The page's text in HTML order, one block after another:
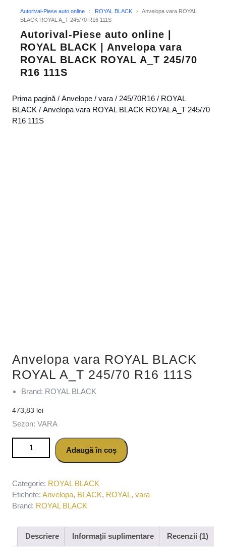
Autorival-Piese auto online › ROYAL BLACK ›
Anvelopa vara ROYAL
BLACK ROYAL A_T 245/70 R16 111S
Autorival-Piese auto online |
ROYAL BLACK | Anvelopa vara
ROYAL BLACK ROYAL A_T 245/70
R16 111S
Prima pagină / Anvelope / vara / 245/70R16 / ROYAL
BLACK / Anvelopa vara ROYAL BLACK ROYAL A_T 245/70
R16 111S
Anvelopa vara ROYAL BLACK
ROYAL A_T 245/70 R16 111S
Brand: ROYAL BLACK
473,83 lei
Sezon: VARA
Cantitate Anvelopa vara ROYAL BLACK ROYAL A_T 245/70
Adaugă în coș
Categorie: ROYAL BLACK
Etichete: Anvelopa, BLACK, ROYAL, vara
Brand: ROYAL BLACK
Descriere Informații suplimentare Recenzii (1)